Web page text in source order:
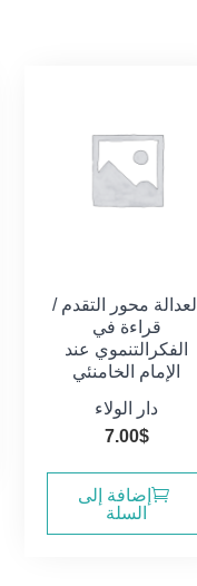
العدالة محور التقدم /
قراءة في
الفكرالتنموي عند
الإمام الخامنئي
دار الولاء
7.00$
إضافة إلى
السلة